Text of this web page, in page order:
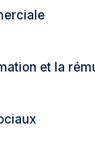
et la